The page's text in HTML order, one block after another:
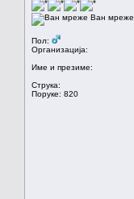
Ван мреже
Пол:
Организација:
Име и презиме:
Струка:
Поруке: 820